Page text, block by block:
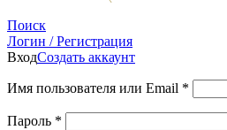
Поиск
Логин / Регистрация
ВходСоздать аккаунт
Имя пользователя или Email *
Пароль *